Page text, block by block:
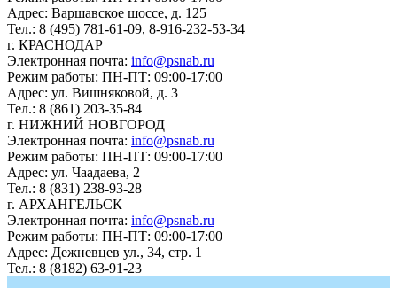
Адрес: Варшавское шоссе, д. 125
Тел.: 8 (495) 781-61-09, 8-916-232-53-34
г. КРАСНОДАР
Электронная почта: info@psnab.ru
Режим работы: ПН-ПТ: 09:00-17:00
Адрес: ул. Вишняковой, д. 3
Тел.: 8 (861) 203-35-84
г. НИЖНИЙ НОВГОРОД
Электронная почта: info@psnab.ru
Режим работы: ПН-ПТ: 09:00-17:00
Адрес: ул. Чаадаева, 2
Тел.: 8 (831) 238-93-28
г. АРХАНГЕЛЬСК
Электронная почта: info@psnab.ru
Режим работы: ПН-ПТ: 09:00-17:00
Адрес: Дежневцев ул., 34, стр. 1
Тел.: 8 (8182) 63-91-23